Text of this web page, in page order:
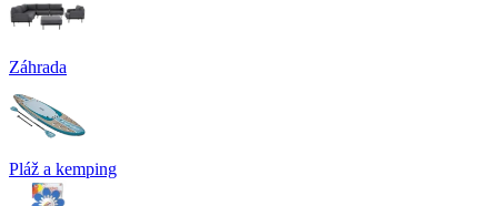
Záhrada
Pláž a kemping